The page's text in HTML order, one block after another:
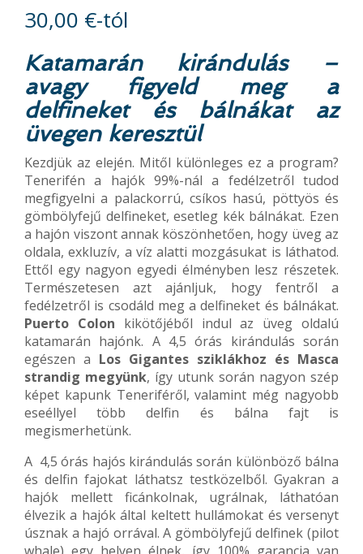
30,00 €-tól
Katamarán kirándulás –
avagy figyeld meg a
delfineket és bálnákat az
üvegen keresztül
Kezdjük az elején. Mitől különleges ez a program?
Tenerifén a hajók 99%-nál a fedélzetről tudod
megfigyelni a palackorrú, csíkos hasú, pöttyös és
gömbölyfejű delfineket, esetleg kék bálnákat. Ezen
a hajón viszont annak köszönhetően, hogy üveg az
oldala, exkluzív, a víz alatti mozgásukat is láthatod.
Ettől egy nagyon egyedi élményben lesz részetek.
Természetesen azt ajánljuk, hogy fentről a
fedélzetről is csodáld meg a delfineket és bálnákat.
Puerto Colon kikötőjéből indul az üveg oldalú
katamarán hajónk. A 4,5 órás kirándulás során
egészen a Los Gigantes sziklákhoz és Masca
strandig megyünk, így utunk során nagyon szép
képet kapunk Teneriféről, valamint még nagyobb
eseéllyel több delfin és bálna fajt is
megismerhetünk.
A 4,5 órás hajós kirándulás során különböző bálna
és delfin fajokat láthatsz testközelből. Gyakran a
hajók mellett ficánkolnak, ugrálnak, láthatóan
élvezik a hajók által keltett hullámokat és versenyt
úsznak a hajó orrával. A gömbölyfejű delfinek (pilot